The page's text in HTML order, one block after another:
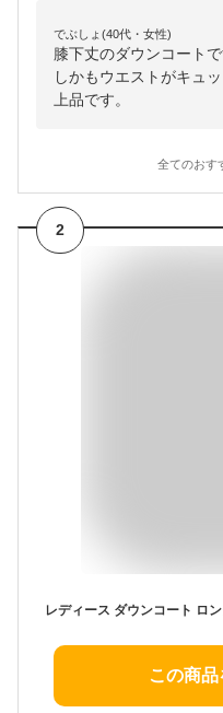
でぶしょ(40代・女性)
膝下丈のダウンコート
しかもウエストがキュ
上品です。
全てのおす
2
この商